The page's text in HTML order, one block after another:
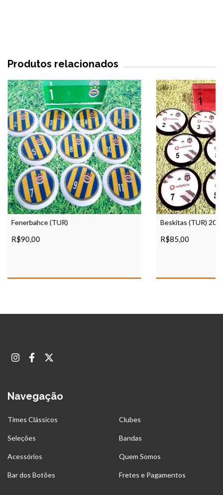
Produtos relacionados
Fenerbahce (TUR)
R$90,00
Beskitas (TUR)
R$85,00
Navegação
Times Clássicos Clubes
Seleções Bandas
Acessórios Quem Somos
Bar dos Botões Fretes e Pagamentos